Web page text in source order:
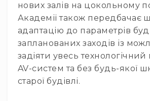
Акустичні
системи
Акустичні
системи
Сабвуфери
Саундбари
нових залів на цокольному
Академії також передбачає
адаптацію до параметрів
запланованих заходів із
задіяти увесь технологічний
AV-систем та без будь-якої
старої будівлі.